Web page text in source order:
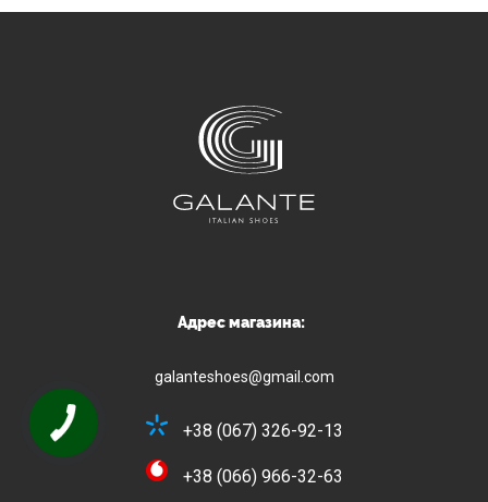
Адрес магазина:
galanteshoes@gmail.com
+38 (067) 326-92-13
+38 (066) 966-32-63